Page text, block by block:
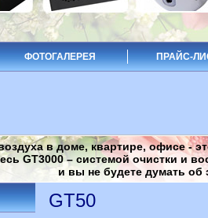
ФОТОГАЛЕРЕЯ ПРАЙС-
в доме, квартире, офисе -
GT3000 – системой очистки и
и вы не будете думать об
GT50